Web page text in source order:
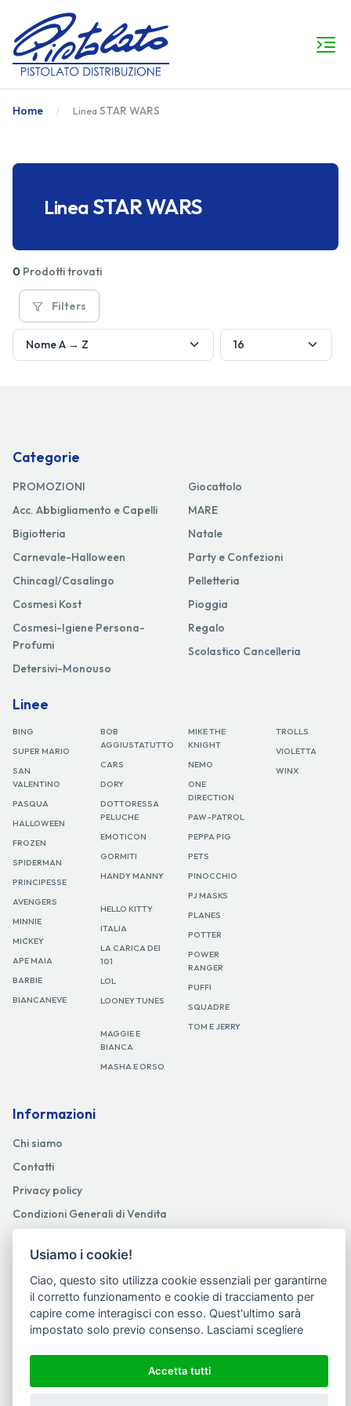
Home Linea STAR WARS
Linea STAR WARS
0 Prodotti trovati
Filters
Categorie
PROMOZIONI
Acc. Abbigliamento e Capelli
Bigiotteria
Carnevale-Halloween
Chincagl/Casalingo
Cosmesi Kost
Cosmesi-Igiene Persona-
Profumi
Detersivi-Monouso
Giocattolo
MARE
Natale
Party e Confezioni
Pelletteria
Pioggia
Regalo
Scolastico Cancelleria
Linee
BING
SUPER MARIO
SAN
VALENTINO
PASQUA
HALLOWEEN
FROZEN
SPIDERMAN
PRINCIPESSE
AVENGERS
MINNIE
MICKEY
APE MAIA
BARBIE
BIANCANEVE
BOB
AGGIUSTATUTTO
CARS
DORY
DOTTORESSA
PELUCHE
EMOTICON
GORMITI
HANDY MANNY
HELLO KITTY
ITALIA
LA CARICA DEI
101
LOL
LOONEY TUNES
MAGGIE E
BIANCA
MASHA E ORSO
MIKE THE
KNIGHT
NEMO
ONE
DIRECTION
PAW-PATROL
PEPPA PIG
PETS
PINOCCHIO
PJ MASKS
PLANES
POTTER
POWER
RANGER
PUFFI
SQUADRE
TOM E JERRY
TROLLS
VIOLETTA
WINX
Informazioni
Chi siamo
Contatti
Privacy policy
Condizioni Generali di Vendita
Accessibilità
© 2025-2026Pistolato Distribuzione srl - P.IVA 08110310722. Powered
Netboom.
Seguici su
Usiamo i cookie!
Ciao, questo sito utilizza cookie essenziali per garantirne
il corretto funzionamento e cookie di tracciamento per
capire come interagisci con esso. Quest'ultimo sarà
impostato solo previo consenso. Lasciami scegliere
Accetta tutti